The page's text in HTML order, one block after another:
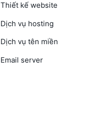
Thiết kế website
Dịch vụ hosting
Dịch vụ tên miền
Email server